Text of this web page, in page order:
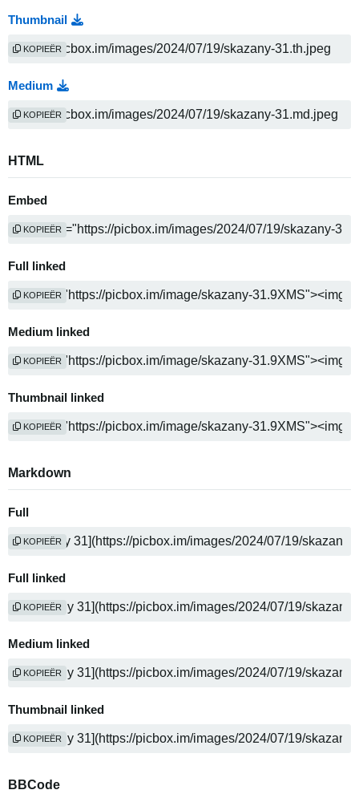
Thumbnail
KOPIEËR
Medium
KOPIEËR
HTML
Embed
KOPIEËR
Full linked
KOPIEËR
Medium linked
KOPIEËR
Thumbnail linked
KOPIEËR
Markdown
Full
KOPIEËR
Full linked
KOPIEËR
Medium linked
KOPIEËR
Thumbnail linked
KOPIEËR
BBCode